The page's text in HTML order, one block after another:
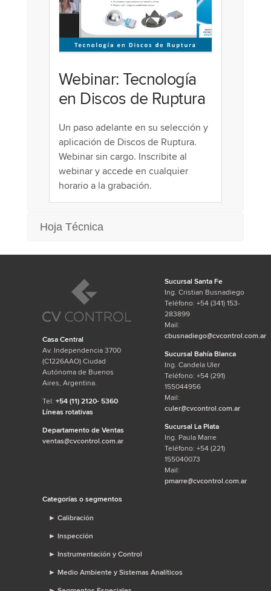
Webinar: Tecnología
en Discos de Ruptura
Un paso adelante en su selección y
aplicación de Discos de Ruptura.
Webinar sin cargo. Inscribite al
webinar y accede en cualquier
horario a la grabación.
Hoja Técnica
Casa Central
Av. Independencia 3700
(C1226AAO) Ciudad
Autónoma de Buenos
Aires, Argentina.
Tel: +54 (11) 2120- 5360
Líneas rotativas
Departamento de Ventas
ventas@cvcontrol.com.ar
Sucursal Santa Fe
Ing. Cristian Busnadiego
Teléfono: +54 (341) 153-
283899
Mail:
cbusnadiego@cvcontrol.com.ar
Sucursal Bahía Blanca
Ing. Candela Uler
Teléfono: +54 (291)
155044956
Mail:
culer@cvcontrol.com.ar
Sucursal La Plata
Ing. Paula Marre
Teléfono: +54 (221)
155040073
Mail:
pmarre@cvcontrol.com.ar
Categorías o segmentos
► Calibración
► Inspección
► Instrumentación y Control
► Medio Ambiente y Sistemas Analíticos